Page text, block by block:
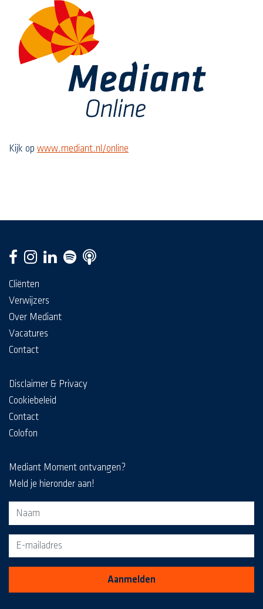
Kijk op www.mediant.nl/online
Cliënten
Verwijzers
Over Mediant
Vacatures
Contact
Disclaimer & Privacy
Cookiebeleid
Contact
Colofon
Mediant Moment ontvangen?
Meld je hieronder aan!
Aanmeldformulier voor de MediaKrant
Aanmelden